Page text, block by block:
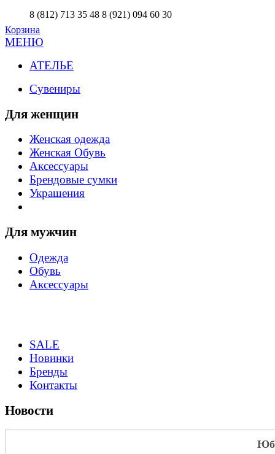
8 (812) 713 35 48 8 (921) 094 60 30
Корзина
МЕНЮ
АТЕЛЬЕ
Сувениры
Для женщин
Женская одежда
Женская Обувь
Аксессуары
Брендовые сумки
Украшения
Для мужчин
Одежда
Обувь
Аксессуары
SALE
Новинки
Бренды
Контакты
Новости